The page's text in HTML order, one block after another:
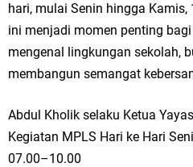
yang Terus Istiqomah
1448 H dengan Doa Kedamaian
Wakil Ketua DPRD Gresik Mujid
hari, mulai Senin hingga
ini menjadi momen penting
mengenal lingkungan sekolah,
membangun semangat
Abdul Kholik selaku Ketua
Kegiatan MPLS Hari ke Hari
07.00–10.00